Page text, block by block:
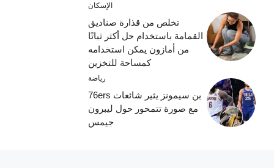
الإسكان
تخلص من قذارة صناديق
القمامة باستخدام حل أكثر ثباتًا
من أمازون يمكن استخدامه
كمساحة للتخزين
رياضة
بن سيمونز يثير شائعات 76ers
مع صورة تتمحور حول ليبرون
جيمس